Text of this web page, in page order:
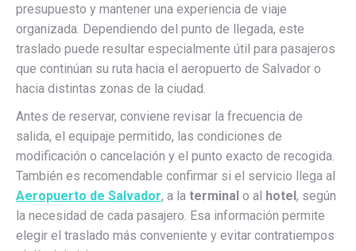
presupuesto y mantener una experiencia de viaje
organizada. Dependiendo del punto de llegada, este
traslado puede resultar especialmente útil para pasajeros
que continúan su ruta hacia el aeropuerto de Salvador o
hacia distintas zonas de la ciudad.
Antes de reservar, conviene revisar la frecuencia de
salida, el equipaje permitido, las condiciones de
modificación o cancelación y el punto exacto de recogida.
También es recomendable confirmar si el servicio llega al
Aeropuerto de Salvador, a la terminal o al hotel, según
la necesidad de cada pasajero. Esa información permite
elegir el traslado más conveniente y evitar contratiempos